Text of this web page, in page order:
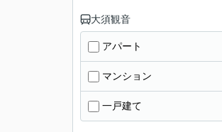
大須観音
アパート
マンション
一戸建て